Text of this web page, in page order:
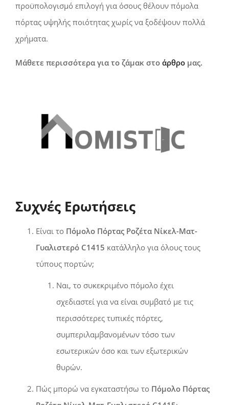
προϋπολογισμό επιλογή για όσους θέλουν πόμολα
πόρτας υψηλής ποιότητας χωρίς να ξοδέψουν πολλά
χρήματα.
Μάθετε περισσότερα για το ζάμακ στο άρθρο μας.
Συχνές Ερωτήσεις
Είναι το Πόμολο Πόρτας Ροζέτα Νίκελ-Ματ-
Γυαλιστερό C1415 κατάλληλο για όλους τους
τύπους πορτών;
Ναι, το συκεκριμένο πόμολο έχει
σχεδιαστεί για να είναι συμβατό με τις
περισσότερες τυπικές πόρτες,
συμπεριλαμβανομένων τόσο των
εσωτερικών όσο και των εξωτερικών
θυρών.
Πώς μπορώ να εγκαταστήσω το Πόμολο Πόρτας